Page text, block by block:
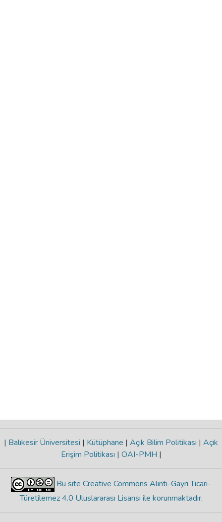
| Balıkesir Üniversitesi | Kütüphane | Açık Bilim Politikası | Açık
Erişim Politikası | OAI-PMH |
Bu site Creative Commons Alıntı-Gayri Ticari-
Türetilemez 4.0 Uluslararası Lisansı ile korunmaktadır.